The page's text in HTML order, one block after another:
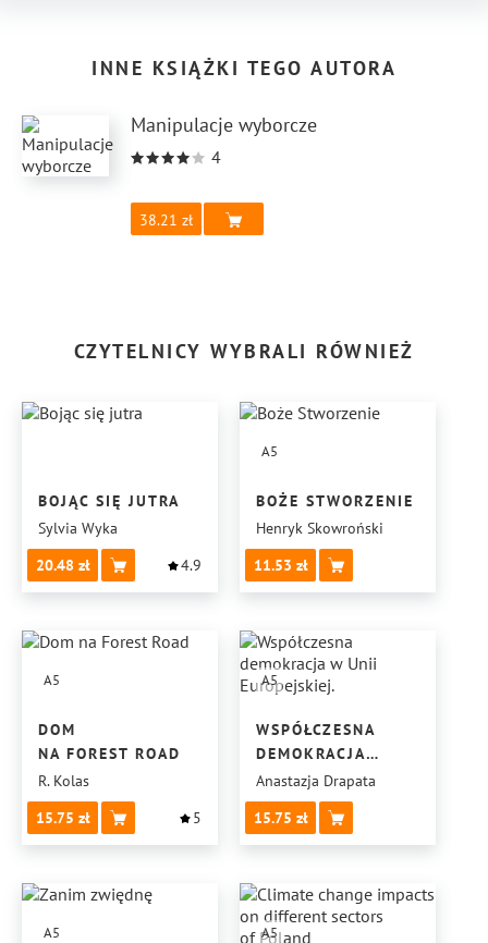
INNE KSIĄŻKI TEGO AUTORA
Manipulacje wyborcze
4
38.21
CZYTELNICY WYBRALI RÓWNIEŻ
BOJĄC SIĘ JUTRA
Sylvia Wyka
20.48
4.9
A5
BOŻE STWORZENIE
Henryk Skowroński
11.53
A5
DOM
NA FOREST ROAD
R. Kolas
15.75
5
A5
WSPÓŁCZESNA
DEMOKRACJA
W UNII
EUROPEJSKIEJ.
Anastazja Drapata
15.75
A5 A5